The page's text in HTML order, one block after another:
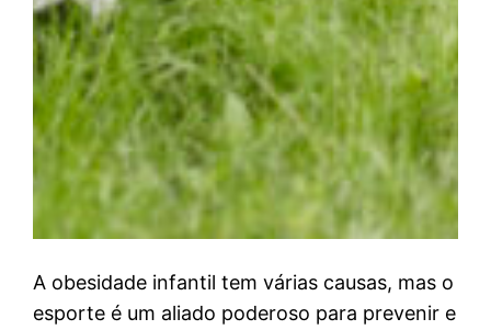
A obesidade infantil tem várias causas, mas o
esporte é um aliado poderoso para prevenir e